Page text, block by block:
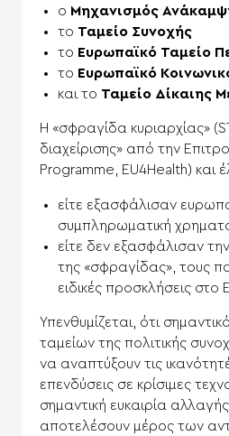
ο Μηχανισμός
το Ταμείο Συνοχής
το Ευρωπαϊκό Ταμείο
το Ευρωπαϊκό
και το Ταμείο Δίκαιης
Η «σφραγίδα κυριαρχίας»
διαχείρισης» από την
Programme, EU4Health)
είτε εξασφάλισαν
συμπληρωματική
είτε δεν εξασφάλισαν
της «σφραγίδας», τους
ειδικές προσκλήσεις
Υπενθυμίζεται, ότι
ταμείων της πολιτικής
να αναπτύξουν τις
επενδύσεις σε κρίσιμες
σημαντική ευκαιρία
αποτελέσουν μέρος των